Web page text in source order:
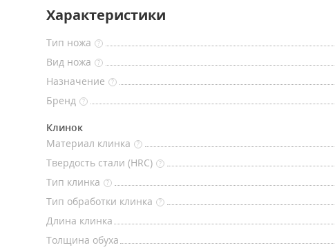
Характеристики
Тип ножа ?
Вид ножа ?
Назначение ?
Бренд ?
Клинок
Материал клинка
?
Твердость стали (HRC) ?
Тип клинка
?
Тип обработки клинка ?
Длина клинка
Толщина обуха